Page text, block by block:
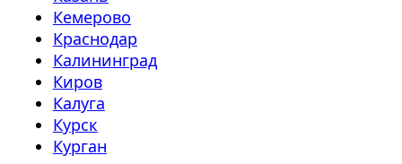
Кемерово
Краснодар
Калининград
Киров
Калуга
Курск
Курган